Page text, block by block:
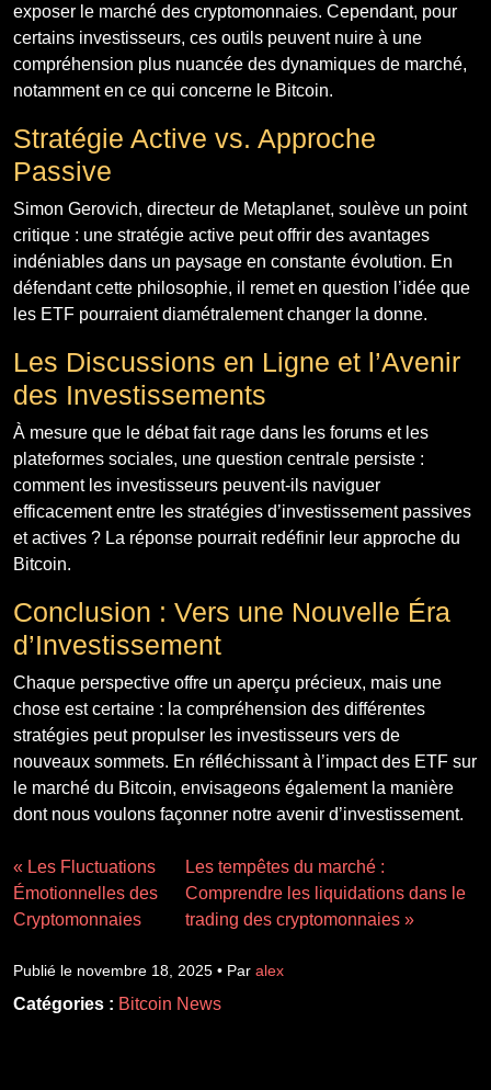
exposer le marché des cryptomonnaies. Cependant, pour
certains investisseurs, ces outils peuvent nuire à une
compréhension plus nuancée des dynamiques de marché,
notamment en ce qui concerne le Bitcoin.
Stratégie Active vs. Approche
Passive
Simon Gerovich, directeur de Metaplanet, soulève un point
critique : une stratégie active peut offrir des avantages
indéniables dans un paysage en constante évolution. En
défendant cette philosophie, il remet en question l’idée que
les ETF pourraient diamétralement changer la donne.
Les Discussions en Ligne et l’Avenir
des Investissements
À mesure que le débat fait rage dans les forums et les
plateformes sociales, une question centrale persiste :
comment les investisseurs peuvent-ils naviguer
efficacement entre les stratégies d’investissement passives
et actives ? La réponse pourrait redéfinir leur approche du
Bitcoin.
Conclusion : Vers une Nouvelle Éra
d’Investissement
Chaque perspective offre un aperçu précieux, mais une
chose est certaine : la compréhension des différentes
stratégies peut propulser les investisseurs vers de
nouveaux sommets. En réfléchissant à l’impact des ETF sur
le marché du Bitcoin, envisageons également la manière
dont nous voulons façonner notre avenir d’investissement.
« Les Fluctuations
Émotionnelles des
Cryptomonnaies
Les tempêtes du marché :
Comprendre les liquidations dans le
trading des cryptomonnaies »
Publié le novembre 18, 2025 • Par alex
Catégories : Bitcoin News